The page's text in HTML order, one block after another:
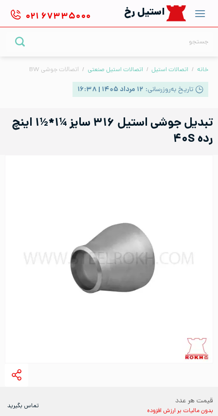
content
استیل رخ ۰۲۱ ۶۷۳۳۵۰۰۰
خانه / اتصالات استیل / اتصالات استیل صنعتی / اتصالات جوشی BW
تاریخ به‌روزرسانی: ۱۲ مرداد ۱۴۰۵ | ۱۶:۳۸
تبدیل جوشی استیل ۳۱۶ سایز ¼۱*½۱ اینچ
رده ۴۰S
قیمت هر عدد
بدون مالیات بر ارزش افزوده
تماس بگیرید